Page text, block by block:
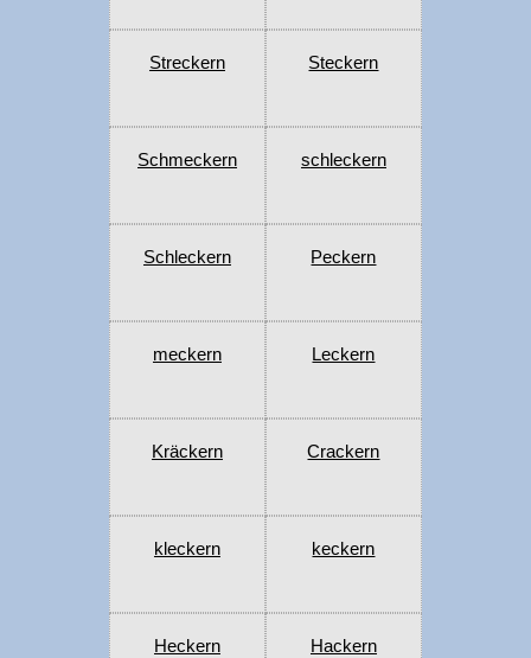
Streckern Steckern
Schmeckern schleckern
Schleckern Peckern
meckern Leckern
Kräckern Crackern
kleckern keckern
Heckern Hackern